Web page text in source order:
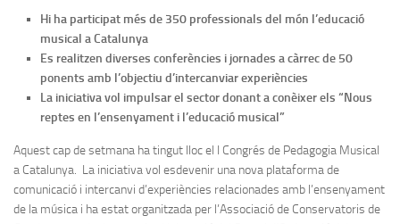
Hi ha participat més de 350 professionals del món l’educació
musical a Catalunya
Es realitzen diverses conferències i jornades a càrrec de 50
ponents amb l’objectiu d’intercanviar experiències
La iniciativa vol impulsar el sector donant a conèixer els “Nous
reptes en l’ensenyament i l’educació musical”
Aquest cap de setmana ha tingut lloc el I Congrés de Pedagogia Musical
a Catalunya. La iniciativa vol esdevenir una nova plataforma de
comunicació i intercanvi d’experiències relacionades amb l’ensenyament
de la música i ha estat organitzada per l’Associació de Conservatoris de